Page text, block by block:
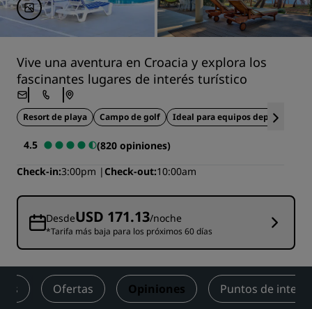
Vive una aventura en Croacia y explora los
fascinantes lugares de interés turístico
Resort de playa Campo de golf Ideal para equipos deportivos
4.5
(820 opiniones)
Check-in 3:00pm Check-out 10:00am
DesdeUSD 171.13/noche
*Tarifa más baja para los próximos 60 días
Ofertas Opiniones Puntos de